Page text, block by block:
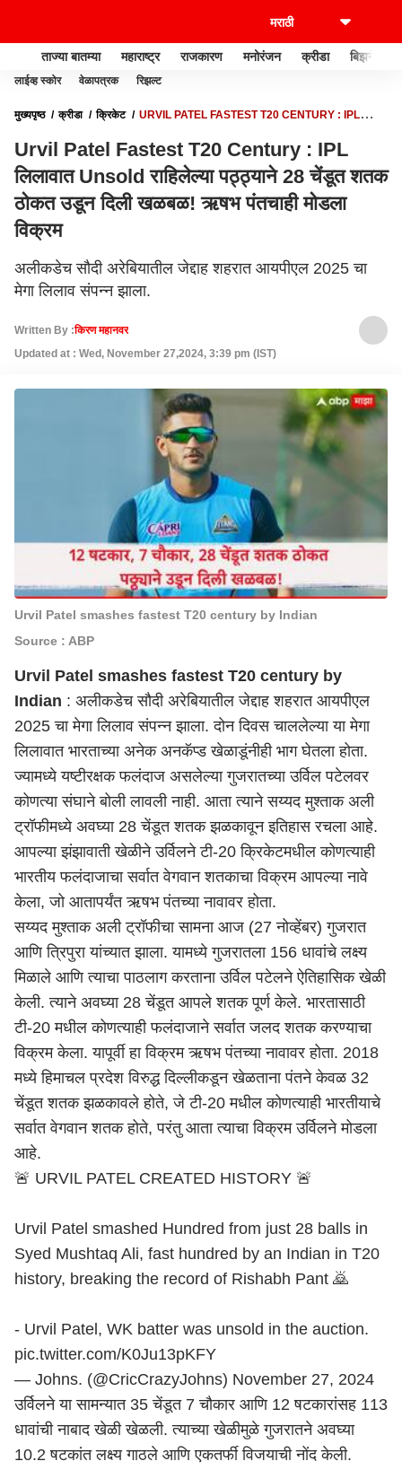
ताज्या बातम्या महाराष्ट्र राजकारण मनोरंजन क्रीडा बिझनेस
लाईव्ह स्कोर वेळापत्रक रिझल्ट
मुख्यपृष्ठ क्रीडा क्रिकेट
URVIL PATEL FASTEST T20 CENTURY : IPL
मोडला विक्रम
Urvil Patel Fastest T20 Century : IPL
लिलावात Unsold राहिलेल्या पठ्ठ्याने 28 चेंडूत शतक
ठोकत उडून दिली खळबळ! ऋषभ पंतचाही मोडला
विक्रम
अलीकडेच सौदी अरेबियातील जेद्दाह शहरात आयपीएल 2025 चा
मेगा लिलाव संपन्न झाला.
Written By :किरण महानवर
Updated at : Wed, November 27,2024, 3:39 pm (IST)
Urvil Patel smashes fastest T20 century by Indian
Source : ABP
Urvil Patel smashes fastest T20 century by
Indian : अलीकडेच सौदी अरेबियातील जेद्दाह शहरात आयपीएल
2025 चा मेगा लिलाव संपन्न झाला. दोन दिवस चाललेल्या या मेगा
लिलावात भारताच्या अनेक अनकॅप्ड खेळाडूंनीही भाग घेतला होता.
ज्यामध्ये यष्टीरक्षक फलंदाज असलेल्या गुजरातच्या उर्विल पटेलवर
कोणत्या संघाने बोली लावली नाही. आता त्याने सय्यद मुश्ताक अली
ट्रॉफीमध्ये अवघ्या 28 चेंडूत शतक झळकावून इतिहास रचला आहे.
आपल्या झंझावाती खेळीने उर्विलने टी-20 क्रिकेटमधील कोणत्याही
भारतीय फलंदाजाचा सर्वात वेगवान शतकाचा विक्रम आपल्या नावे
केला, जो आतापर्यंत ऋषभ पंतच्या नावावर होता.
सय्यद मुश्ताक अली ट्रॉफीचा सामना आज (27 नोव्हेंबर) गुजरात
आणि त्रिपुरा यांच्यात झाला. यामध्ये गुजरातला 156 धावांचे लक्ष्य
मिळाले आणि त्याचा पाठलाग करताना उर्विल पटेलने ऐतिहासिक खेळी
केली. त्याने अवघ्या 28 चेंडूत आपले शतक पूर्ण केले. भारतासाठी
टी-20 मधील कोणत्याही फलंदाजाने सर्वात जलद शतक करण्याचा
विक्रम केला. यापूर्वी हा विक्रम ऋषभ पंतच्या नावावर होता. 2018
मध्ये हिमाचल प्रदेश विरुद्ध दिल्लीकडून खेळताना पंतने केवळ 32
चेंडूत शतक झळकावले होते, जे टी-20 मधील कोणत्याही भारतीयाचे
सर्वात वेगवान शतक होते, परंतु आता त्याचा विक्रम उर्विलने मोडला
आहे.
🚨 URVIL PATEL CREATED HISTORY 🚨
Urvil Patel smashed Hundred from just 28 balls in
Syed Mushtaq Ali, fast hundred by an Indian in T20
history, breaking the record of Rishabh Pant 🙇
- Urvil Patel, WK batter was unsold in the auction.
pic.twitter.com/K0Ju13pKFY
— Johns. (@CricCrazyJohns) November 27, 2024
उर्विलने या सामन्यात 35 चेंडूत 7 चौकार आणि 12 षटकारांसह 113
धावांची नाबाद खेळी खेळली. त्याच्या खेळीमुळे गुजरातने अवघ्या
10.2 षटकांत लक्ष्य गाठले आणि एकतर्फी विजयाची नोंद केली.